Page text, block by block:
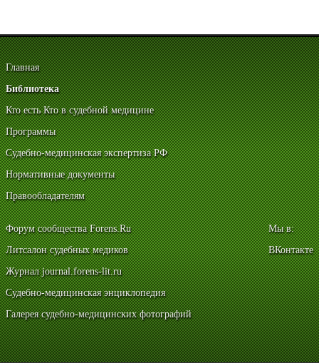
Главная
Библиотека
Кто есть Кто в судебной медицине
Программы
Судебно-медицинская экспертиза РФ
Нормативные документы
Правообладателям
Форум сообщества Forens.Ru
Литсалон судебных медиков
Журнал journal.forens-lit.ru
Судебно-медицинская энциклопедия
Галерея судебно-медицинских фотографий
Мы в:
ВКонтакте